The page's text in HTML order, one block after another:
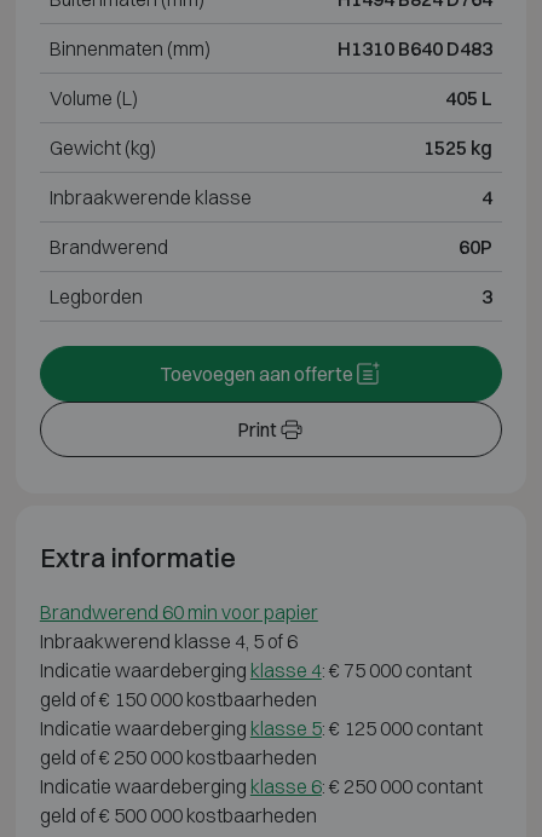
Binnenmaten (mm) H1310 B640 D483
Volume (L) 405 L
Gewicht (kg) 1525 kg
Inbraakwerende klasse 4
Brandwerend 60P
Legborden 3
Print
Toevoegen aan offerte
Extra informatie
Brandwerend 60 min voor papier
Inbraakwerend klasse 4, 5 of 6
Indicatie waardeberging klasse 4: € 75 000 contant
geld of € 150 000 kostbaarheden
Indicatie waardeberging klasse 5: € 125 000 contant
geld of € 250 000 kostbaarheden
Indicatie waardeberging klasse 6: € 250 000 contant
geld of € 500 000 kostbaarheden